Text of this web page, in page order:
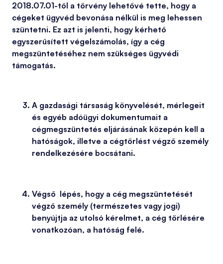
2018.07.01-től a törvény lehetővé tette, hogy a
cégeket ügyvéd bevonása nélkül is meg lehessen
szüntetni. Ez azt is jelenti, hogy kérhető
egyszerűsített végelszámolás, így a cég
megszüntetéséhez nem szükséges ügyvédi
támogatás.
A gazdasági társaság könyvelését, mérlegeit
és egyéb adóügyi dokumentumait a
cégmegszüntetés eljárásának közepén kell a
hatóságok, illetve a cégtörlést végző személy
rendelkezésére bocsátani.
Végső lépés, hogy a cég megszüntetését
végző személy (természetes vagy jogi)
benyújtja az utolsó kérelmet, a cég törlésére
vonatkozóan, a hatóság felé.